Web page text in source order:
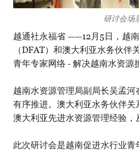
研讨会场
越通社永福省 ——12月5日，越
（DFAT）和澳大利亚水务伙
青年专家网络 - 解决越南水资源
越南水资源管理局副局长吴孟
有序推进。澳大利亚水务伙伴
澳大利亚先进水资源管理经验，
此次研讨会是越南促进水行业